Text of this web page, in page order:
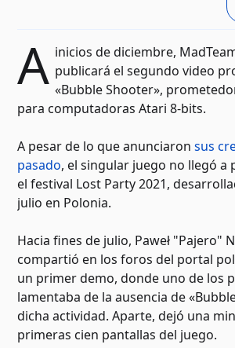
A inicios de diciembre,
publicará el segundo video
«Bubble Shooter»,
para computadoras Atari 8-bits.
A pesar de lo que anunciaronsus
pasado, el singular juego no llegó a
el festival Lost Party 2021,
julio en Polonia.
Hacia fines de julio, Paweł "Pajero"
compartió en los foros del portal
un primer demo, donde uno de los
lamentaba de la ausencia de
dicha actividad. Aparte, dejó una
primeras cien pantallas del juego.